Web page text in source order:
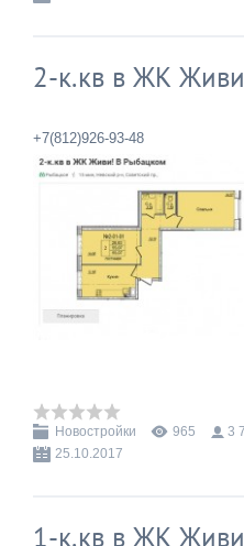
2-к.кв в ЖК
+7(812)926-93-48
Новостройки 965 3
25.10.2017
1-к.кв в ЖК